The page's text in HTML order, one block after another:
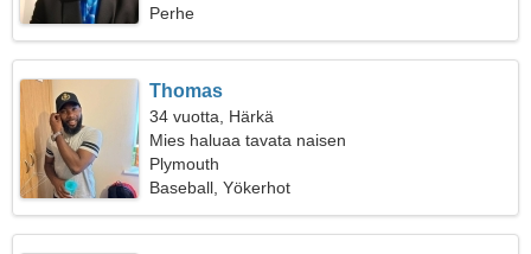
Perhe
Thomas
34 vuotta, Härkä
Mies haluaa tavata naisen
Plymouth
Baseball, Yökerhot